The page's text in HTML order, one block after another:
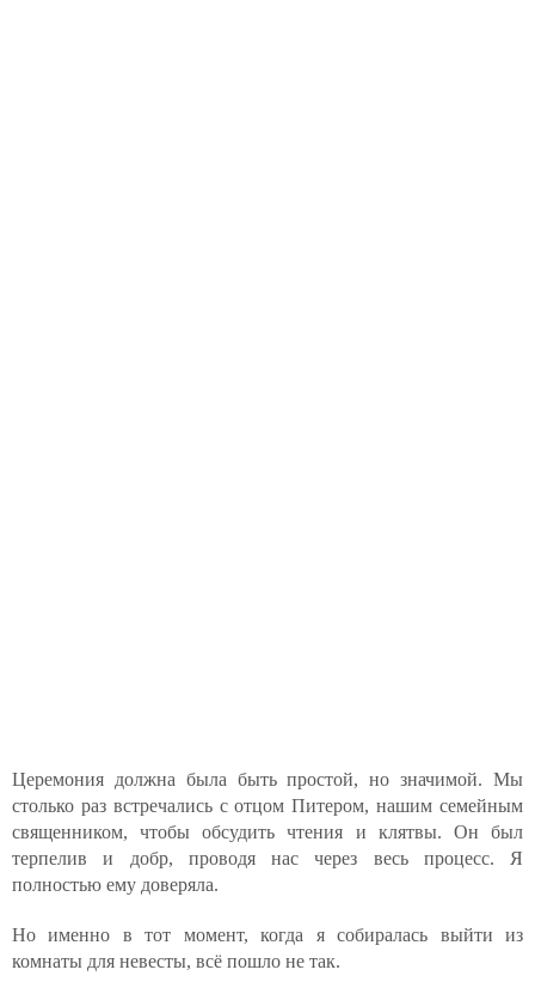
Церемония должна была быть простой, но значимой. Мы
столько раз встречались с отцом Питером, нашим семейным
священником, чтобы обсудить чтения и клятвы. Он был
терпелив и добр, проводя нас через весь процесс. Я
полностью ему доверяла.
Но именно в тот момент, когда я собиралась выйти из
комнаты для невесты, всё пошло не так.